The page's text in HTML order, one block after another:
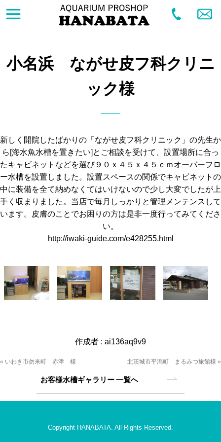
小名浜 ながせ皮フ科クリニ
ック様
新しく開院したばかりの「ながせ皮フ科クリニック」の先生か
ら[海水魚水槽を置きたい]とご相談を受けて、設置場所に合っ
たキャビネットなどを選び９０ｘ４５ｘ４５ｃｍオーバーフロ
ー水槽を設置しました。設置スペースの関係でキャビネットの
中に装備を全て納めなくてはいけないので少し大変でしたが上
手く収まりました。当店で毎月しっかりと管理メンテンスして
います。皮膚のことでお困りの方は是非一度行ってみてくださ
い。
http://iwaki-guide.com/e428255.html
作成者 : ai136aq9v9
« いわき市勿来町 赤津 様 北茨城市平潟町 まるみつ旅館様 »
お客様水槽ギャラリー 一覧へ
Copyright HANABATA. All Rights Reserved.